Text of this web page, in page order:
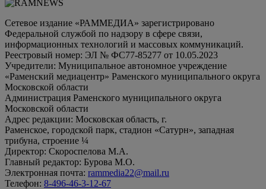
Сетевое издание «РАММЕДИА» зарегистрировано
Федеральной службой по надзору в сфере связи,
информационных технологий и массовых коммуникаций.
Реестровый номер: ЭЛ № ФС77-85277 от 10.05.2023
Учредители: Муниципальное автономное учреждение
«Раменский медиацентр» Раменского муниципального округа
Московской области
Администрация Раменского муниципального округа
Московской области
Адрес редакции: Московская область, г.
Раменское, городской парк, стадион «Сатурн», западная
трибуна, строение ¼
Директор: Скороспелова М.А.
Главный редактор: Бурова М.О.
Электронная почта: rammedia22@mail.ru
Телефон: 8-496-46-3-12-67